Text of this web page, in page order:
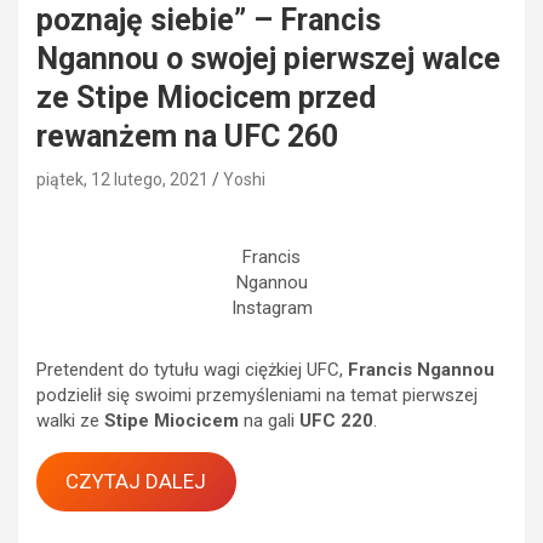
poznaję siebie” – Francis
Ngannou o swojej pierwszej walce
ze Stipe Miocicem przed
rewanżem na UFC 260
piątek, 12 lutego, 2021 Yoshi
Francis
Ngannou
Instagram
Pretendent do tytułu wagi ciężkiej UFC, Francis Ngannou
podzielił się swoimi przemyśleniami na temat pierwszej
walki ze Stipe Miocicem na gali UFC 220.
CZYTAJ DALEJ